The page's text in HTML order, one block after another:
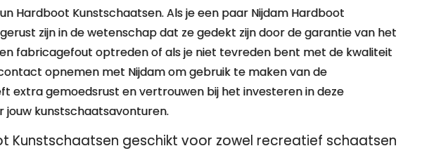
Hardboot Kunstschaatsen. Als je een paar Nijdam Hardboot
zijn in de wetenschap dat ze gedekt zijn door de garantie van het
fabricagefout optreden of als je niet tevreden bent met de kwaliteit
opnemen met Nijdam om gebruik te maken van de
extra gemoedsrust en vertrouwen bij het investeren in deze
jouw kunstschaatsavonturen.
Kunstschaatsen geschikt voor zowel recreatief schaatsen